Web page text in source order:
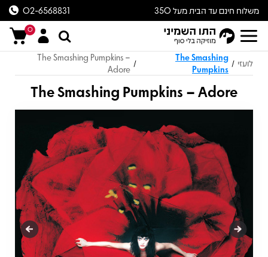
משלוח חינם עד הבית מעל 350
ש״ח
02-6568831
0
לועזי /
The Smashing
Pumpkins
/
The Smashing Pumpkins –
Adore
The Smashing Pumpkins – Adore